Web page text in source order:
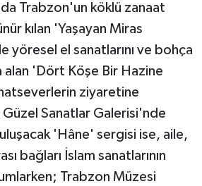
Trabzon'un köklü zanaat
kılan 'Yaşayan Miras
yöresel el sanatlarını ve bohça
alan 'Dört Köşe Bir Hazine
ziyaretine
Güzel Sanatlar Galerisi'nde
'Hâne' sergisi ise, aile,
bağları İslam sanatlarının
Trabzon Müzesi